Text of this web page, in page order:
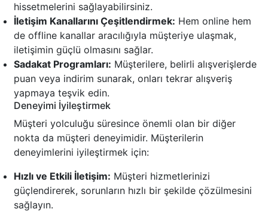
hissetmelerini sağlayabilirsiniz.
İletişim Kanallarını Çeşitlendirmek: Hem online hem
de offline kanallar aracılığıyla müşteriye ulaşmak,
iletişimin güçlü olmasını sağlar.
Sadakat Programları: Müşterilere, belirli alışverişlerde
puan veya indirim sunarak, onları tekrar alışveriş
yapmaya teşvik edin.
Deneyimi İyileştirmek
Müşteri yolculuğu süresince önemli olan bir diğer
nokta da müşteri deneyimidir. Müşterilerin
deneyimlerini iyileştirmek için:
Hızlı ve Etkili İletişim: Müşteri hizmetlerinizi
güçlendirerek, sorunların hızlı bir şekilde çözülmesini
sağlayın.